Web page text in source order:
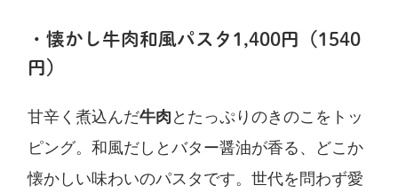
・懐かし牛肉和風パスタ1,400円（1540
円）
甘辛く煮込んだ牛肉とたっぷりのきのこをトッ
ピング。和風だしとバター醤油が香る、どこか
懐かしい味わいのパスタです。世代を問わず愛